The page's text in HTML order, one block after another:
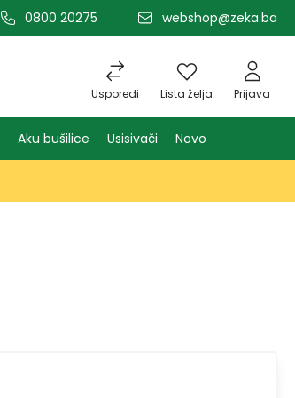
0800 20275 webshop@zeka.ba
Usporedi Lista želja Prijava
Aku bušilice Usisivači Novo